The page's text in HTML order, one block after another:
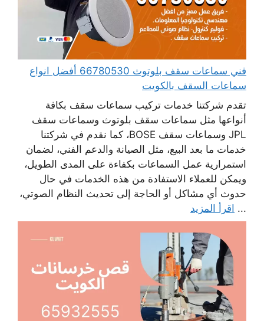
فني سماعات سقف بلوتوث 66780530 أفضل انواع
سماعات السقف بالكويت
تقدم شركتنا خدمات تركيب سماعات سقف بكافة
أنواعها مثل سماعات سقف بلوتوث وسماعات سقف
JPL وسماعات سقف BOSE، كما نقدم في شركتنا
خدمات ما بعد البيع، مثل الصيانة والدعم الفني، لضمان
استمرارية عمل السماعات بكفاءة على المدى الطويل،
ويمكن للعملاء الاستفادة من هذه الخدمات في حال
حدوث أي مشاكل أو الحاجة إلى تحديث النظام الصوتي،
... اقرأ المزيد